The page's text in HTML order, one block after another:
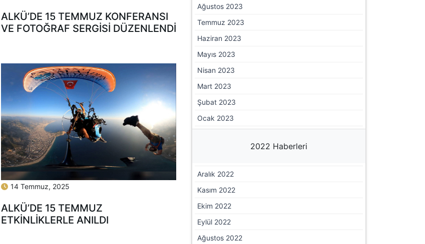
ALKÜ’DE 15 TEMMUZ KONFERANSI
VE FOTOĞRAF SERGİSİ DÜZENLENDİ
14 Temmuz, 2025
ALKÜ’DE 15 TEMMUZ
ETKİNLİKLERLE ANILDI
Ağustos 2023
Temmuz 2023
Haziran 2023
Mayıs 2023
Nisan 2023
Mart 2023
Şubat 2023
Ocak 2023
2022 Haberleri
Aralık 2022
Kasım 2022
Ekim 2022
Eylül 2022
Ağustos 2022